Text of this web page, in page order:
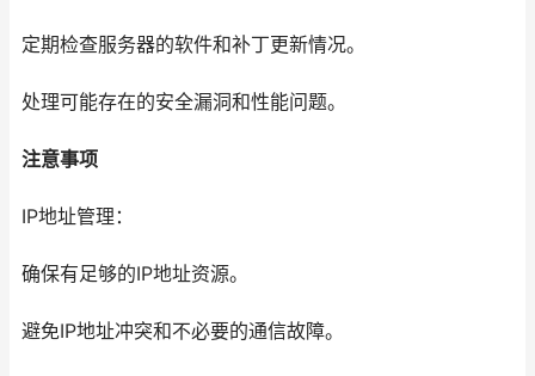
定期检查服务器的软件和补丁更新情况。
处理可能存在的安全漏洞和性能问题。
注意事项
IP地址管理：
确保有足够的IP地址资源。
避免IP地址冲突和不必要的通信故障。